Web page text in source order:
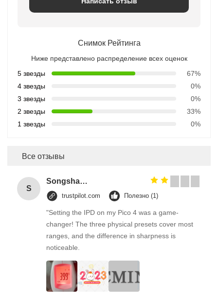
Снимок Рейтинга
Ниже представлено распределение всех оценок
5 звезды
67%
4 звезды
0%
3 звезды
0%
2 звезды
33%
1 звезды
0%
Все отзывы
S
Songshang
trustpilot.com Полезно (1)
"Setting the IPD on my Pico 4 was a game-
changer! The three physical presets cover most
ranges, and the difference in sharpness is
noticeable.